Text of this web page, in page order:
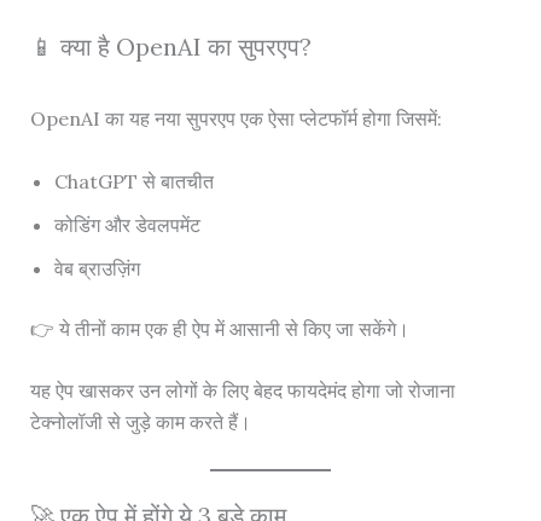
📱 क्या है OpenAI का सुपरएप?
OpenAI का यह नया सुपरएप एक ऐसा प्लेटफॉर्म होगा जिसमें:
ChatGPT से बातचीत
कोडिंग और डेवलपमेंट
वेब ब्राउज़िंग
👉 ये तीनों काम एक ही ऐप में आसानी से किए जा सकेंगे।
यह ऐप खासकर उन लोगों के लिए बेहद फायदेमंद होगा जो रोजाना
टेक्नोलॉजी से जुड़े काम करते हैं।